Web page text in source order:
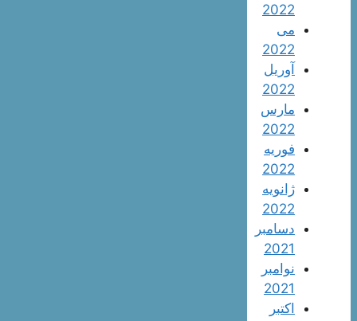
2022
می
2022
آوریل
2022
مارس
2022
فوریه
2022
ژانویه
2022
دسامبر
2021
نوامبر
2021
اکتبر